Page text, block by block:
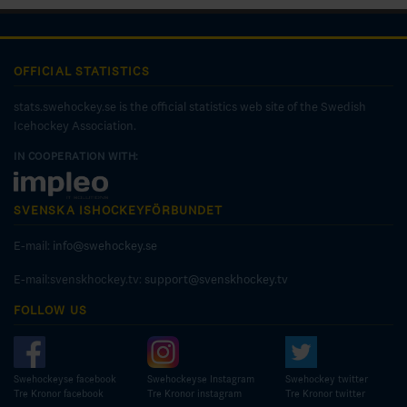
OFFICIAL STATISTICS
stats.swehockey.se is the official statistics web site of the Swedish
Icehockey Association.
IN COOPERATION WITH:
SVENSKA ISHOCKEYFÖRBUNDET
E-mail: info@swehockey.se
E-mail:svenskhockey.tv: support@svenskhockey.tv
FOLLOW US
Swehockeyse facebook
Tre Kronor facebook
Swehockeyse Instagram
Tre Kronor instagram
Swehockey twitter
Tre Kronor twitter